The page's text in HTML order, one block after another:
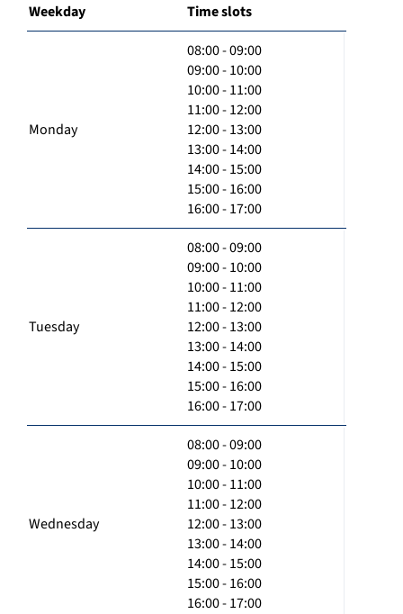
Weekday Time slots
Monday
08:00 - 09:00
09:00 - 10:00
10:00 - 11:00
11:00 - 12:00
12:00 - 13:00
13:00 - 14:00
14:00 - 15:00
15:00 - 16:00
16:00 - 17:00
Tuesday
08:00 - 09:00
09:00 - 10:00
10:00 - 11:00
11:00 - 12:00
12:00 - 13:00
13:00 - 14:00
14:00 - 15:00
15:00 - 16:00
16:00 - 17:00
Wednesday
08:00 - 09:00
09:00 - 10:00
10:00 - 11:00
11:00 - 12:00
12:00 - 13:00
13:00 - 14:00
14:00 - 15:00
15:00 - 16:00
16:00 - 17:00